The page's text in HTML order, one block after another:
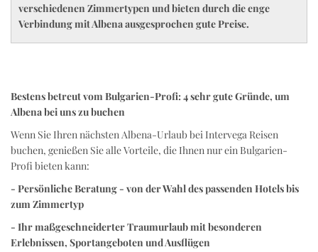
verschiedenen Zimmertypen und bieten durch die enge
Verbindung mit Albena ausgesprochen gute Preise.
Bestens betreut vom Bulgarien-Profi: 4 sehr gute Gründe, um
Albena bei uns zu buchen
Wenn Sie Ihren nächsten Albena-Urlaub bei Intervega Reisen
buchen, genießen Sie alle Vorteile, die Ihnen nur ein Bulgarien-
Profi bieten kann:
- Persönliche Beratung - von der Wahl des passenden Hotels bis
zum Zimmertyp
- Ihr maßgeschneiderter Traumurlaub mit besonderen
Erlebnissen, Sportangeboten und Ausflügen